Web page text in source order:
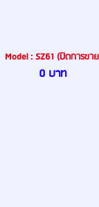
Model : SZ61 (ปิดการขา
0 บาท